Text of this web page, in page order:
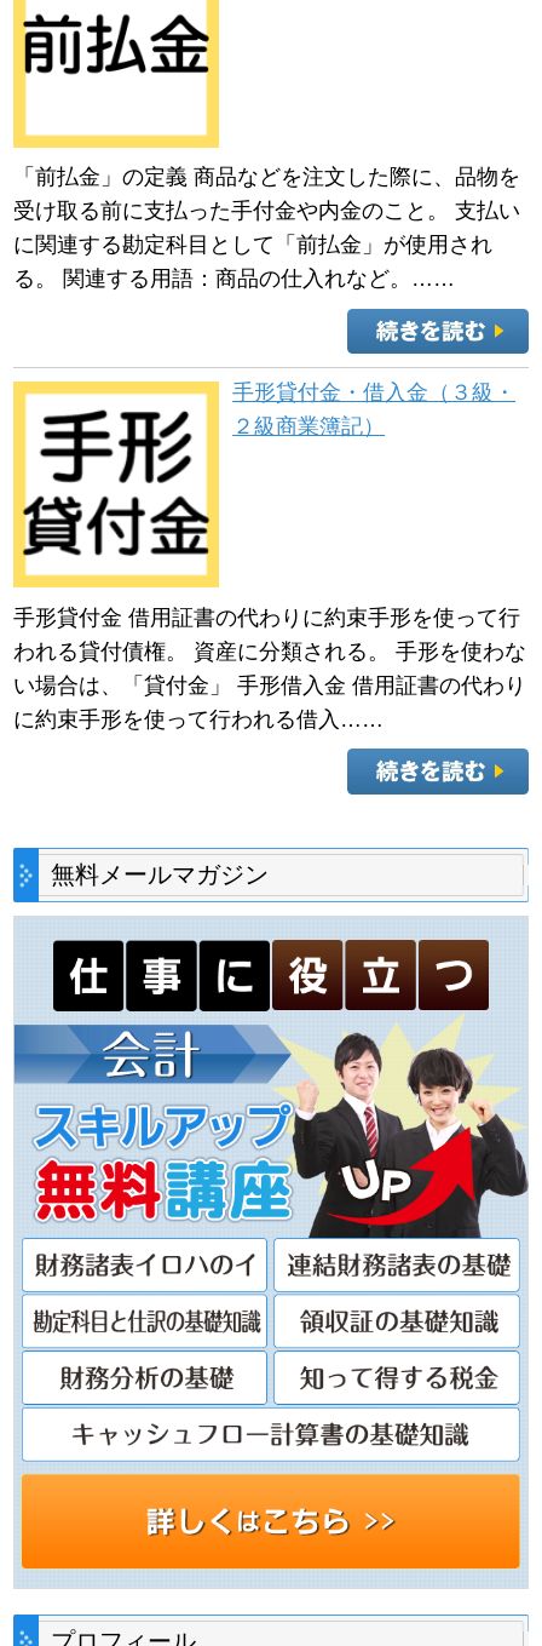
「前払金」の定義 商品などを注文した際に、品物を
受け取る前に支払った手付金や内金のこと。 支払い
に関連する勘定科目として「前払金」が使用され
る。 関連する用語：商品の仕入れなど。……
手形貸付金・借入金（３級・
２級商業簿記）
手形貸付金 借用証書の代わりに約束手形を使って行
われる貸付債権。 資産に分類される。 手形を使わな
い場合は、「貸付金」 手形借入金 借用証書の代わり
に約束手形を使って行われる借入……
無料メールマガジン